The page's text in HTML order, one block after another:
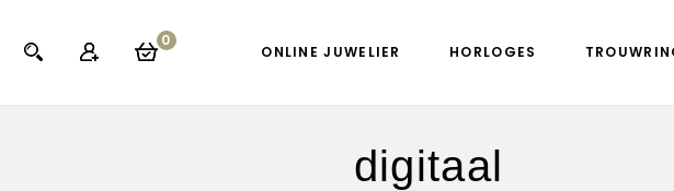
0
ONLINE JUWELIER HORLOGES
digitaal